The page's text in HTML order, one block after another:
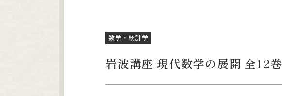
数学・統計学
岩波講座 現代数学の展開 全12巻